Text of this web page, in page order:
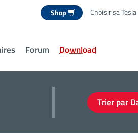
Forum Download
Shop Choisir sa Tesla
Trier par